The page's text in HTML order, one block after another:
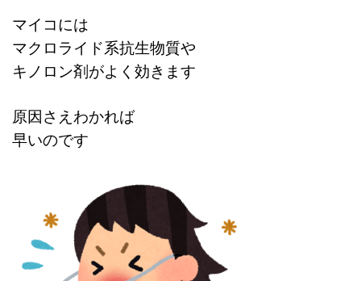
マイコには
マクロライド系抗生物質や
キノロン剤がよく効きます
原因さえわかれば
早いのです